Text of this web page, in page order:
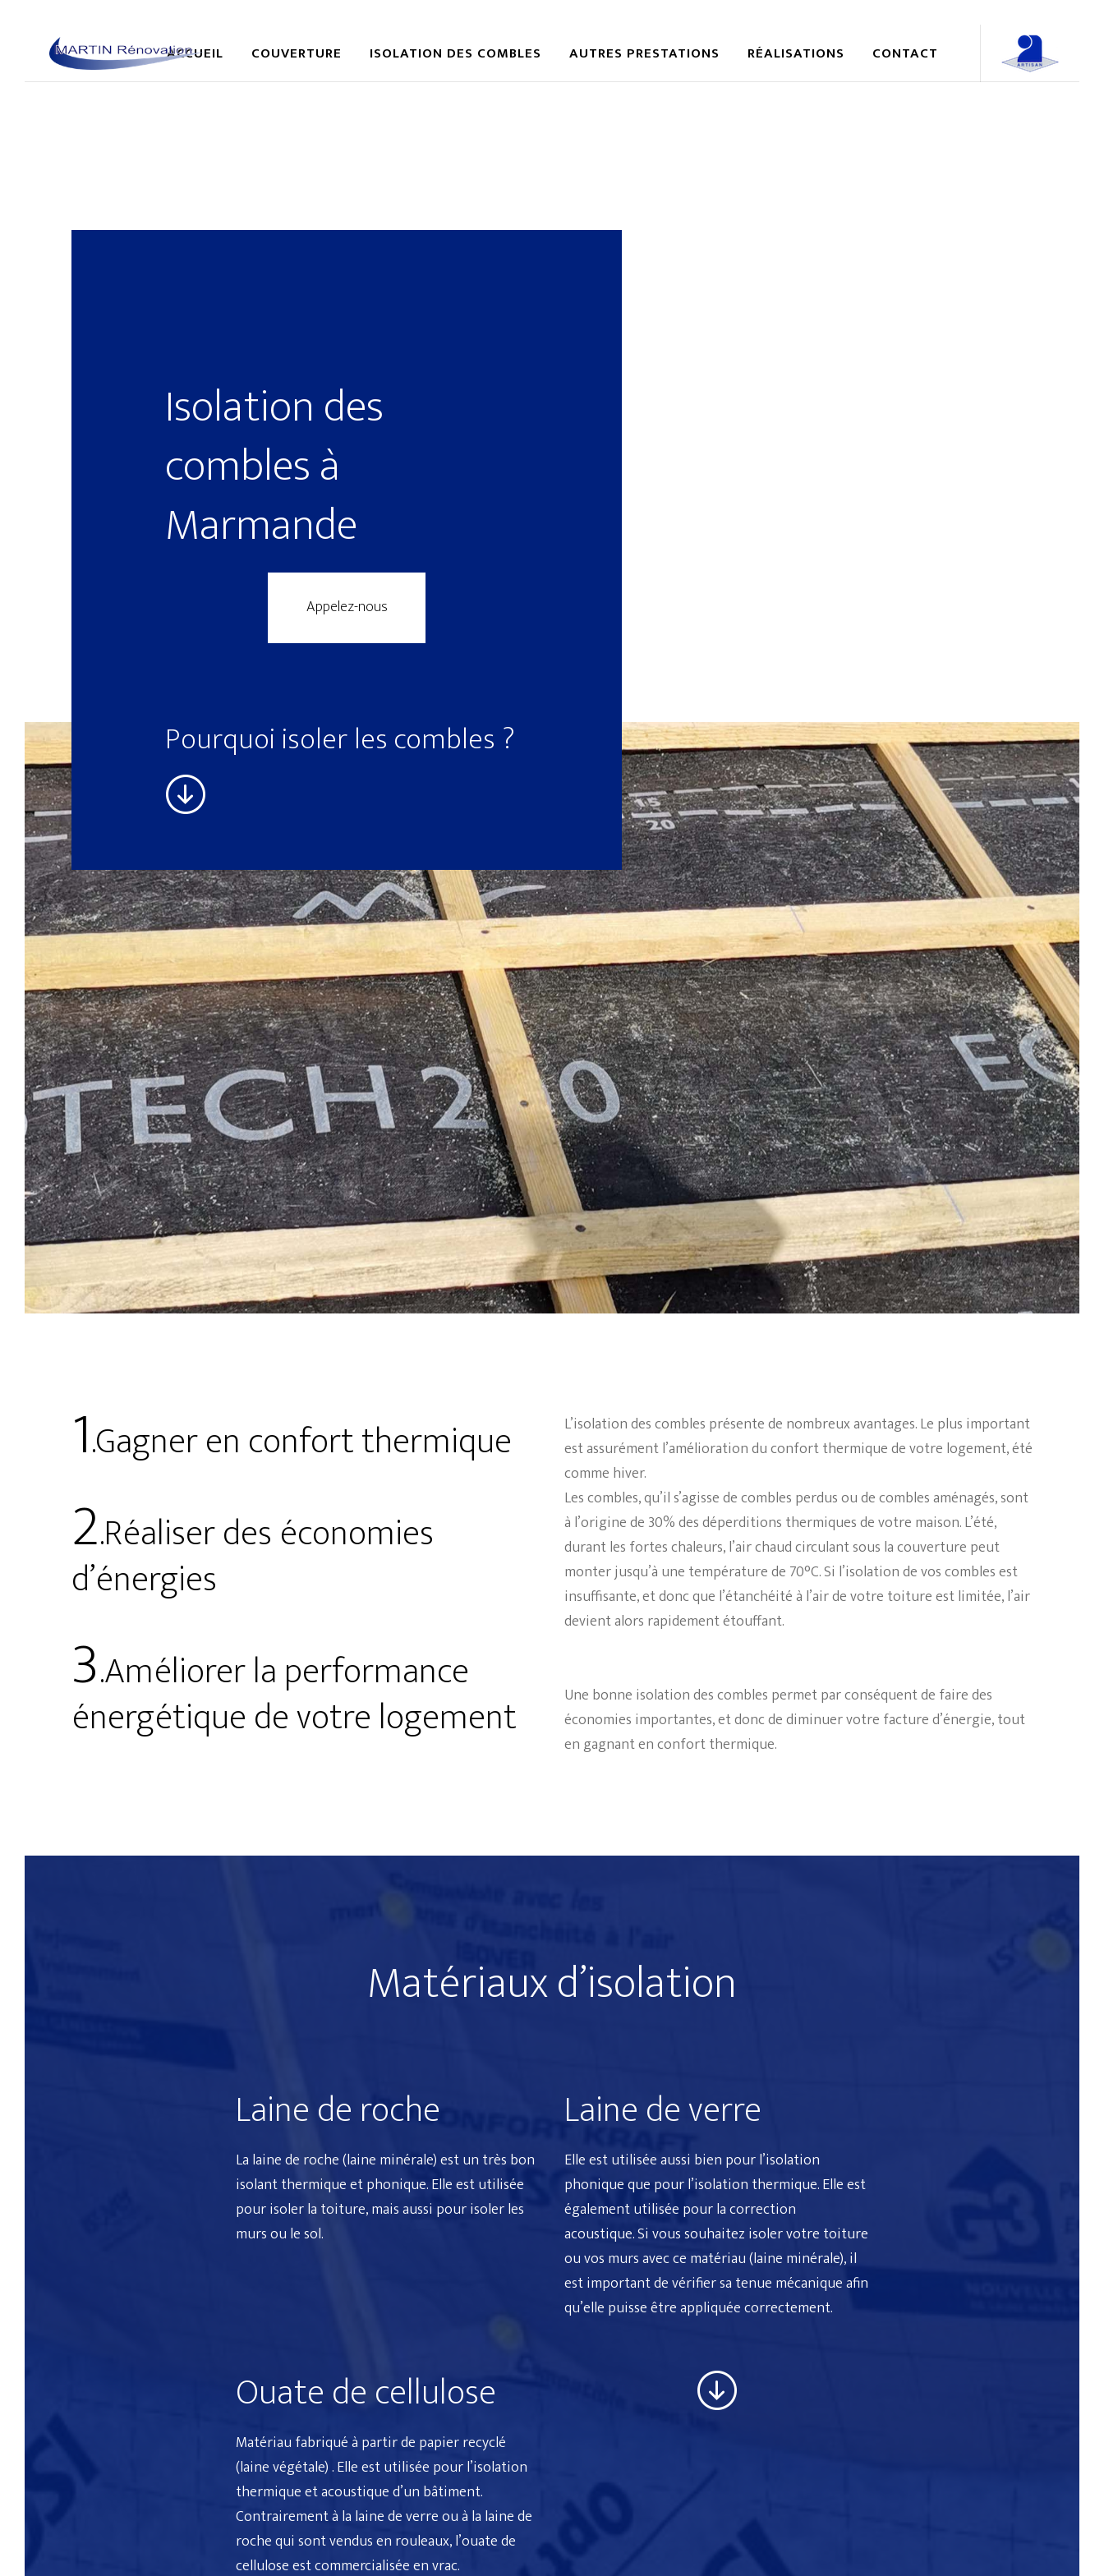
ACCUEIL COUVERTURE ISOLATION DES COMBLES AUTRES PRESTATIONS RÉALISATIONS CONTACT
Isolation des
combles à
Marmande
Appelez-nous
Pourquoi isoler les combles ?
1.Gagner en confort thermique
2.Réaliser des économies
d’énergies
3.Améliorer la performance
énergétique de votre logement
L’isolation des combles présente de nombreux avantages. Le plus important
est assurément l’amélioration duconfort thermiquede votre logement, été
comme hiver.
Lescombles, qu’il s’agisse decombles perdusou decombles aménagés, sont
à l’origine de 30% desdéperditions thermiquesdevotre maison. L’été,
durant les fortes chaleurs, l’air chaud circulant sous lacouverture peut
monter jusqu’à une température de 70°C. Si l’isolationde voscomblesest
insuffisante, et donc que l’étanchéité à l’airde votre toitureest limitée, l’air
devient alors rapidement étouffant.
Une bonne isolationdescombles permet par conséquent de faire des
économies importantes, et donc de diminuer votre facture d’énergie, tout
en gagnant enconfort thermique.
Matériaux d’isolation
Laine de roche
La laine de roche(laine minérale) est un très bon
isolant thermiqueet phonique. Elle est utilisée
pour isolerla toiture, mais aussi pourisoler les
mursou le sol.
Laine de verre
Elle est utilisée aussi bien pour l’isolation
phoniqueque pour l’isolation thermique. Elle est
également utilisée pour la correction
acoustique. Si vous souhaitez isoler votre toiture
ou vos murs avec ce matériau (laine minérale), il
est important de vérifier sa tenue mécanique afin
qu’elle puisse être appliquée correctement.
Ouate de cellulose
Matériau fabriqué à partir de papier recyclé
(laine végétale) . Elle est utilisée pour l’isolation
thermique et acoustiqued’un bâtiment.
Contrairement à la laine de verreou à la laine de
rochequi sont vendus en rouleaux, l’ouate de
celluloseest commercialisée en vrac.